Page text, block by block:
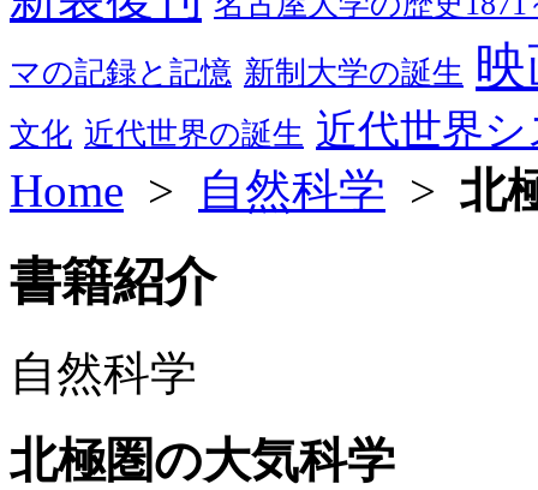
マの記録と記憶 新制大学の誕生
文化 近代世界の誕生 近代世界
Home > 自然科学 > 北
書籍紹介
自然科学
北極圏の大気科学